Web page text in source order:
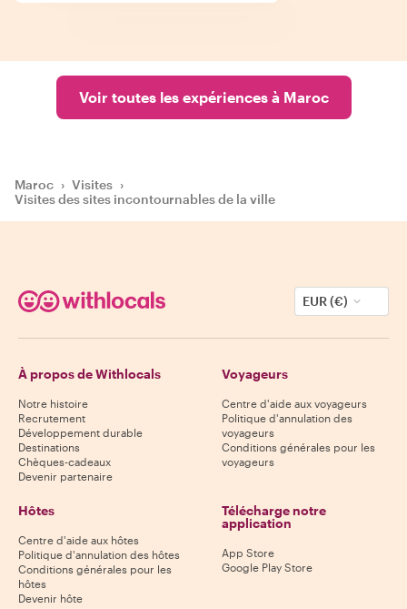
Voir toutes les expériences à Maroc
Maroc › Visites ›
Visites des sites incontournables de la ville
EUR (€)
À propos de Withlocals
Notre histoire
Recrutement
Développement durable
Destinations
Chèques-cadeaux
Devenir partenaire
Voyageurs
Centre d'aide aux voyageurs
Politique d'annulation des
voyageurs
Conditions générales pour les
voyageurs
Hôtes
Centre d'aide aux hôtes
Politique d'annulation des hôtes
Conditions générales pour les
hôtes
Devenir hôte
Télécharge notre
application
App Store
Google Play Store